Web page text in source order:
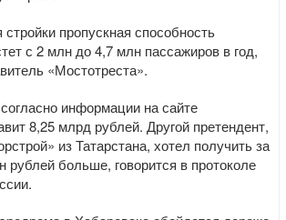
пропускная способность
с 2 млн до 4,7 млн пассажиров в год,
«Мостотреста».​
информации на сайте
8,25 млрд рублей. Другой претендент,
из Татарстана, хотел получить за
рублей больше, говорится в протоколе